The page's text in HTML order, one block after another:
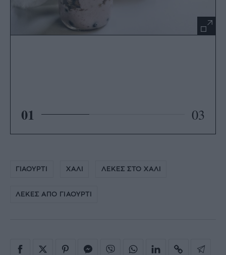
01 03
ΓΙΑΟΥΡΤΙ ΧΑΛΙ ΛΕΚΕΣ ΣΤΟ ΧΑΛΙ
ΛΕΚΕΣ ΑΠΟ ΓΙΑΟΥΡΤΙ